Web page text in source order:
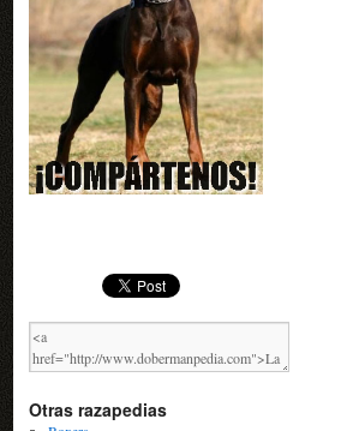
Otras razapedias